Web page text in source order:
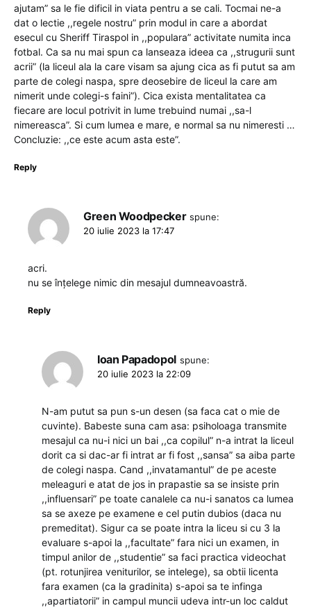
ajutam” sa le fie dificil in viata pentru a se cali. Tocmai ne-a
dat o lectie ,,regele nostru” prin modul in care a abordat
esecul cu Sheriff Tiraspol in ,,populara” activitate numita inca
fotbal. Ca sa nu mai spun ca lanseaza ideea ca ,,strugurii sunt
acrii” (la liceul ala la care visam sa ajung cica as fi putut sa am
parte de colegi naspa, spre deosebire de liceul la care am
nimerit unde colegi-s faini”). Cica exista mentalitatea ca
fiecare are locul potrivit in lume trebuind numai ,,sa-l
nimereasca”. Si cum lumea e mare, e normal sa nu nimeresti …
Concluzie: ,,ce este acum asta este”.
Reply
Green Woodpecker spune:
20 iulie 2023 la 17:47
acri.
nu se înțelege nimic din mesajul dumneavoastră.
Reply
Ioan Papadopol spune:
20 iulie 2023 la 22:09
N-am putut sa pun s-un desen (sa faca cat o mie de
cuvinte). Babeste suna cam asa: psiholoaga transmite
mesajul ca nu-i nici un bai ,,ca copilul” n-a intrat la liceul
dorit ca si dac-ar fi intrat ar fi fost ,,sansa” sa aiba parte
de colegi naspa. Cand ,,invatamantul” de pe aceste
meleaguri e atat de jos in prapastie sa se insiste prin
,,influensari” pe toate canalele ca nu-i sanatos ca lumea
sa se axeze pe examene e cel putin dubios (daca nu
premeditat). Sigur ca se poate intra la liceu si cu 3 la
evaluare s-apoi la ,,facultate” fara nici un examen, in
timpul anilor de ,,studentie” sa faci practica videochat
(pt. rotunjirea veniturilor, se intelege), sa obtii licenta
fara examen (ca la gradinita) s-apoi sa te infinga
,,apartiatorii” in campul muncii udeva intr-un loc caldut